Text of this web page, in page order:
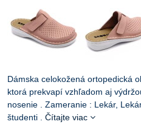
Dámska celokožená ortopedická
ktorá prekvapí vzhľadom aj
nosenie . Zameranie : Lekár,
študenti . Čítajte viac